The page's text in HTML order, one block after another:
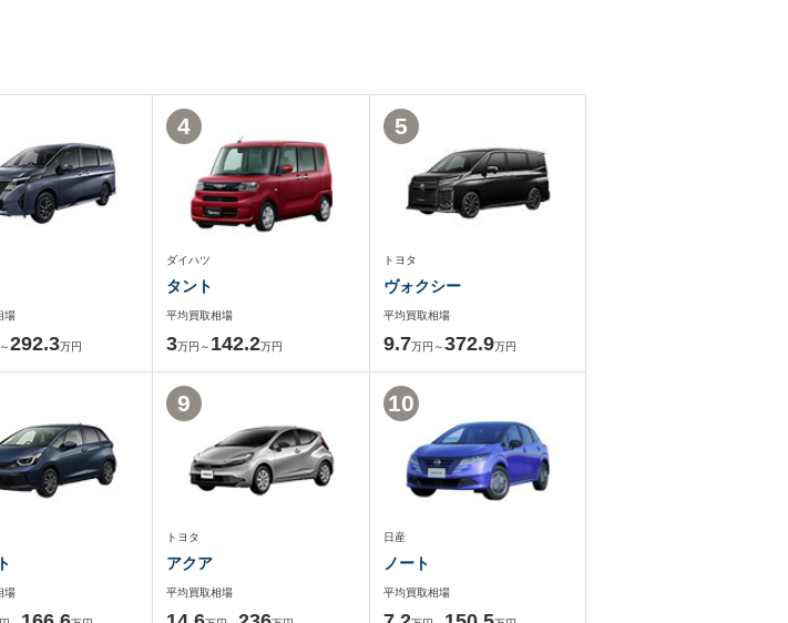
場
292.3万円
ダイハツ
タント
平均買取相場
3万円～ 142.2万円
4
トヨタ
ヴォクシー
平均買取相場
9.7万円～372.9万円
5
場
トヨタ
アクア
平均買取相場
9
日産
ノート
平均買取相場
10